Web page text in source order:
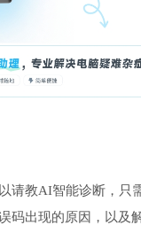
请教AI智能诊断，只
码出现的原因，以及